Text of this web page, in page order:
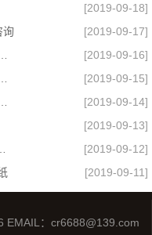
[2019-09-18]
询
[2019-09-17]
[2019-09-16]
[2019-09-15]
[2019-09-14]
[2019-09-13]
[2019-09-12]
[2019-09-11]
EMAIL：cr6688@139.com